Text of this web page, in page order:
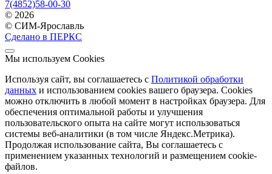
7(4852)58-00-30
© 2026
© СИМ-Ярославль
Сделано в ПЕРКС
Мы используем Cookies
Используя сайт, вы соглашаетесь с Политикой обработки
данных и использованием cookies вашего браузера. Cookies
можно отключить в любой момент в настройках браузера. Для
обеспечения оптимальной работы и улучшения
пользовательского опыта на сайте могут использоваться
системы веб-аналитики (в том числе Яндекс.Метрика).
Продолжая использование сайта, Вы соглашаетесь с
применением указанных технологий и размещением cookie-
файлов.